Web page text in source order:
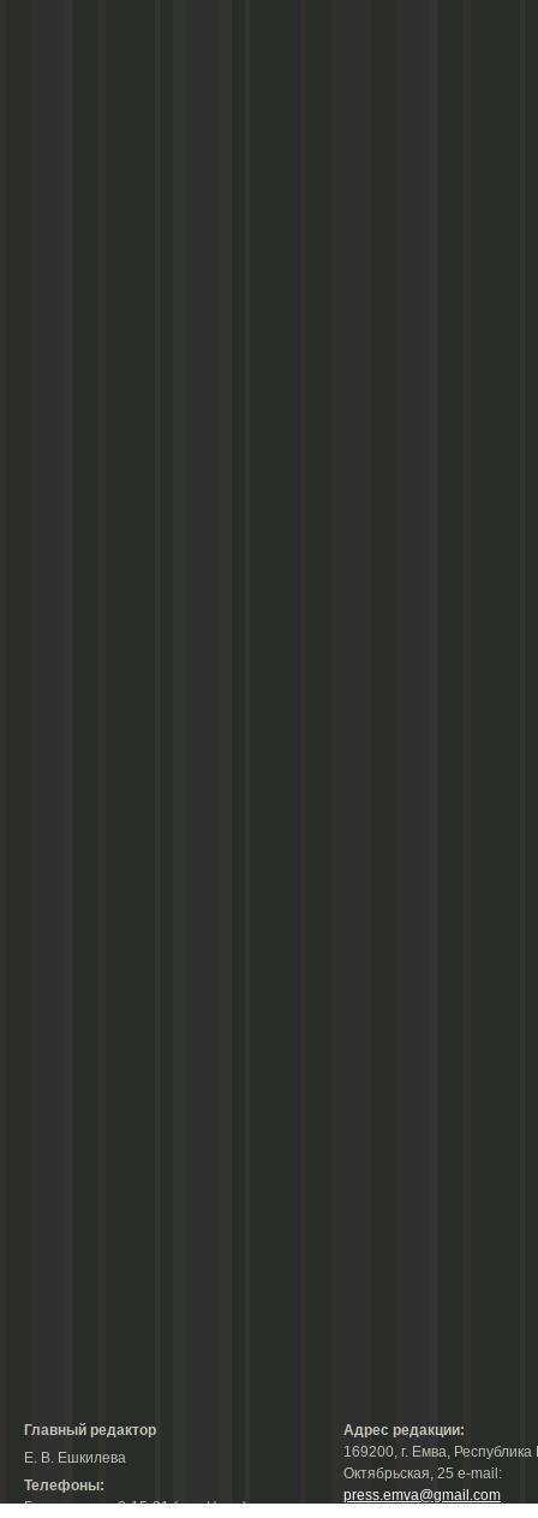
Главный редактор
Е. В. Ешкилева
Телефоны:
Гл. редактор: 2-15-31 (тел./факс);
Адрес редакции:
169200, г. Емва, Республика
Октябрьская, 25 е-mail:
press.emva@gmail.com